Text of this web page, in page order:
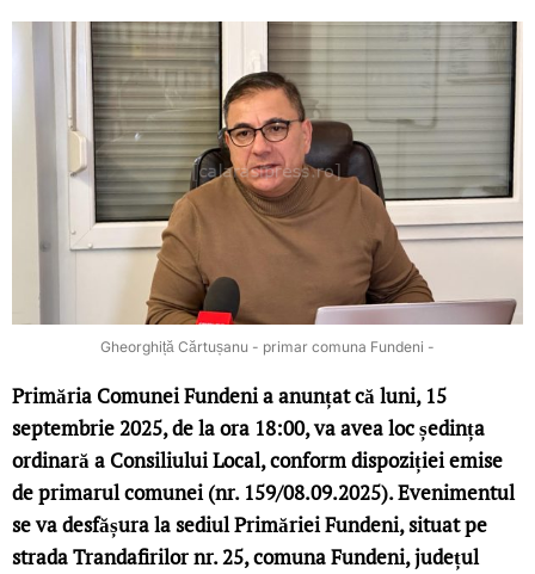
Gheorghiță Cărtușanu - primar comuna Fundeni -
Primăria Comunei Fundeni a anunțat că luni, 15
septembrie 2025, de la ora 18:00, va avea loc ședința
ordinară a Consiliului Local, conform dispoziției emise
de primarul comunei (nr. 159/08.09.2025). Evenimentul
se va desfășura la sediul Primăriei Fundeni, situat pe
strada Trandafirilor nr. 25, comuna Fundeni, județul